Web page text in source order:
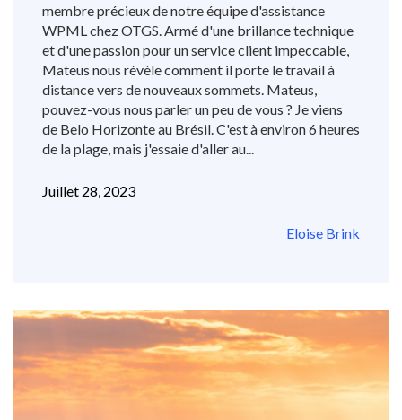
membre précieux de notre équipe d'assistance
WPML chez OTGS. Armé d'une brillance technique
et d'une passion pour un service client impeccable,
Mateus nous révèle comment il porte le travail à
distance vers de nouveaux sommets. Mateus,
pouvez-vous nous parler un peu de vous ? Je viens
de Belo Horizonte au Brésil. C'est à environ 6 heures
de la plage, mais j'essaie d'aller au...
Juillet 28, 2023
Eloise Brink